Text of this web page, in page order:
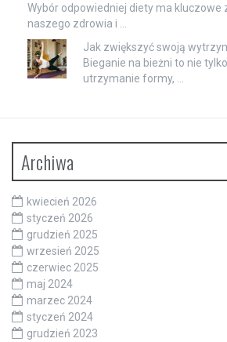
Wybór odpowiedniej diety ma kluczowe
naszego zdrowia i …
Jak zwiększyć swoją
Bieganie na bieżni to nie
utrzymanie formy, …
Archiwa
kwiecień 2026
styczeń 2026
grudzień 2025
wrzesień 2025
czerwiec 2025
maj 2024
marzec 2024
styczeń 2024
grudzień 2023